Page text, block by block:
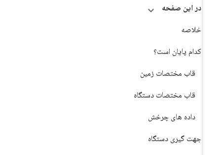
در این صفحه
خلاصه
کدام پایان است؟
قاب مختصات زمین
قاب مختصات دستگاه
داده های چرخش
جهت گیری دستگاه